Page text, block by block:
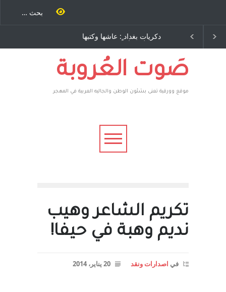
الاستيطان ومسلسل الخداع
المستمر - قلم : راسم عبيدات
عاشها وكتبها
الامريكية
صَوت العُروبة
موقع وورقية تعنى بشئون الوطن والجاليه العربية في المهجر
تكريم الشاعر وهيب
نديم وهبة في حيفا!
في اصدارات ونقد 20 يناير، 2014